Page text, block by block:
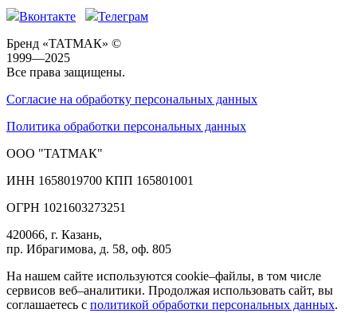
Вконтакте
Телеграм
Бренд «ТАТМАК» ©
1999—2025
Все права защищены.
Согласие на обработку персональных данных
Политика обработки персональных данных
ООО "ТАТМАК"
ИНН 1658019700 КПП 165801001
ОГРН 1021603273251
420066, г. Казань,
пр. Ибрагимова, д. 58, оф. 805
На нашем сайте используются cookie–файлы, в том числе
сервисов веб–аналитики. Продолжая использовать сайт, вы
соглашаетесь с политикой обработки персональных данных.